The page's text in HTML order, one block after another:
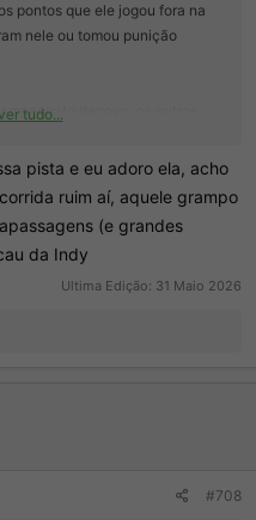
pontos que ele jogou fora na
nele ou tomou punição
denovo, os outros
bem mal na F2 até agora,
todos os pontos
ano de F2.
não ceder o carro pro nasr...
tudo...
pista e eu adoro ela, acho
ruim aí, aquele grampo
(e grandes
da Indy
Ultima Edição: 31 Maio 2026
#708